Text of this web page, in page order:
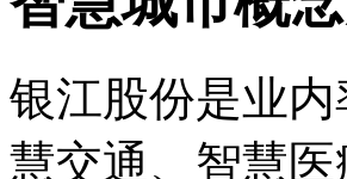
银江股份是业
慧交通、智慧